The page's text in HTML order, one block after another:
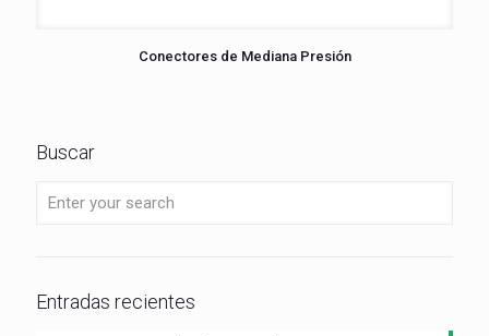
Conectores de Mediana Presión
Buscar
Entradas recientes